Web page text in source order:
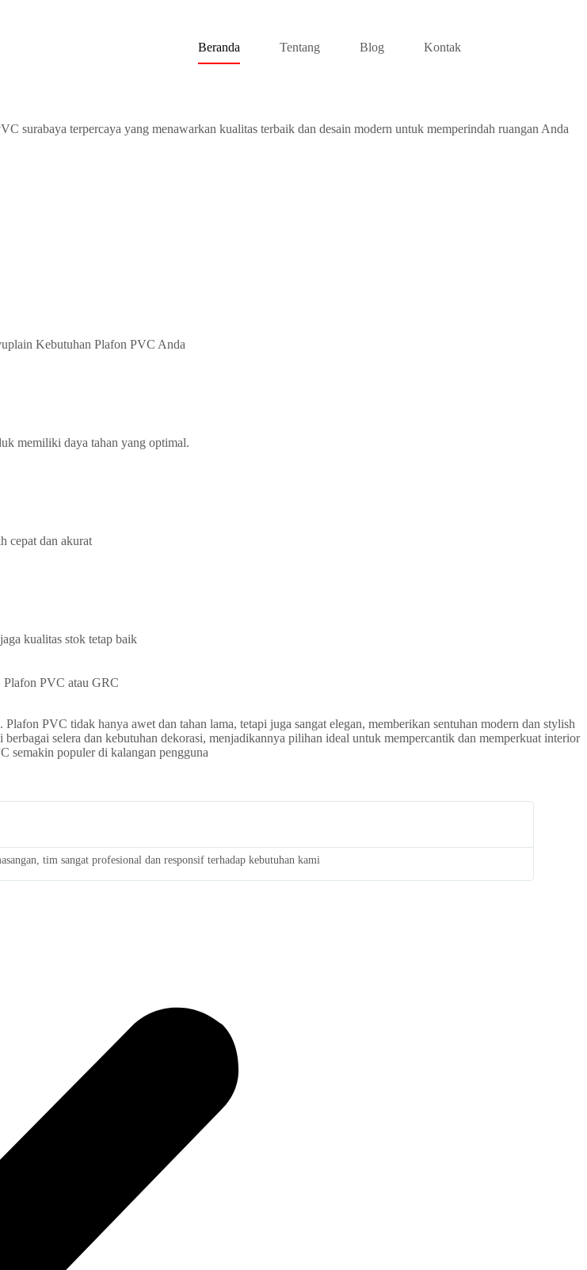
Beranda Tentang Blog Kontak
surabaya terpercaya yang menawarkan kualitas terbaik dan desain modern untuk memperindah ruangan Anda
Kebutuhan Plafon PVC Anda
memiliki daya tahan yang optimal.
cepat dan akurat
kualitas stok tetap baik
PVC tidak hanya awet dan tahan lama, tetapi juga sangat elegan, memberikan sentuhan modern dan stylish
selera dan kebutuhan dekorasi, menjadikannya pilihan ideal untuk mempercantik dan memperkuat interior
semakin populer di kalangan pengguna
tim sangat profesional dan responsif terhadap kebutuhan kami